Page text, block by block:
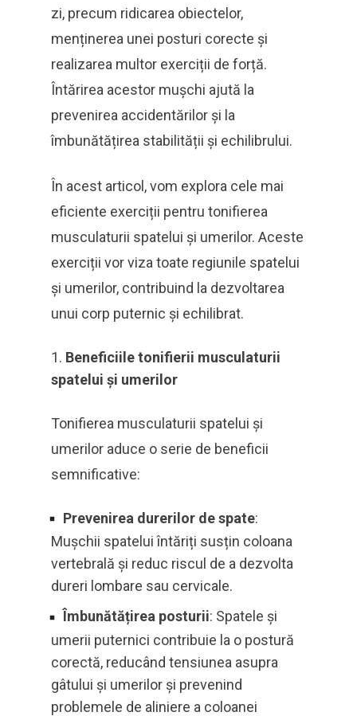
zi, precum ridicarea obiectelor,
menținerea unei posturi corecte și
realizarea multor exerciții de forță.
Întărirea acestor mușchi ajută la
prevenirea accidentărilor și la
îmbunătățirea stabilității și echilibrului.
În acest articol, vom explora cele mai
eficiente exerciții pentru tonifierea
musculaturii spatelui și umerilor. Aceste
exerciții vor viza toate regiunile spatelui
și umerilor, contribuind la dezvoltarea
unui corp puternic și echilibrat.
Beneficiile tonifierii musculaturii
spatelui și umerilor
Tonifierea musculaturii spatelui și
umerilor aduce o serie de beneficii
semnificative:
Prevenirea durerilor de spate:
Mușchii spatelui întăriți susțin coloana
vertebrală și reduc riscul de a dezvolta
dureri lombare sau cervicale.
Îmbunătățirea posturii: Spatele și
umerii puternici contribuie la o postură
corectă, reducând tensiunea asupra
gâtului și umerilor și prevenind
problemele de aliniere a coloanei